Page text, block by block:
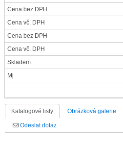
Cena bez DPH
Cena vč. DPH
Cena bez DPH
Cena vč. DPH
Skladem
Mj
Katalogové listy Obrázková galerie
Odeslat dotaz